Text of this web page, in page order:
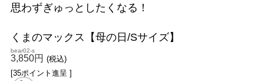
思わずぎゅっとしたくなる！
くまのマックス【母の日/Sサイズ】
bear02-s
3,850円 (税込)
[35ポイント進呈 ]